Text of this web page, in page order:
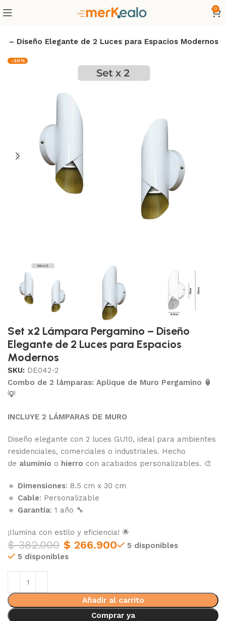
0
– Diseño Elegante de 2 Luces para Espacios Modernos
-30%
Set x2 Lámpara Pergamino – Diseño
Elegante de 2 Luces para Espacios
Modernos
SKU: DE042-2
Combo de 2 lámparas: Aplique de Muro Pergamino 🏮
💡
INCLUYE 2 LÁMPARAS DE MURO
Diseño elegante con 2 luces GU10, ideal para ambientes
residenciales, comerciales o industriales. Hecho
de aluminio o hierro con acabados personalizables. 🎨
🔹 Dimensiones: 8.5 cm x 30 cm
🔹 Cable: Personalizable
🔹 Garantía: 1 año 🔧
¡Ilumina con estilo y eficiencia! 🌟
$382.000 $ 266.900
5 disponibles
5 disponibles
Añadir al carrito
Comprar ya